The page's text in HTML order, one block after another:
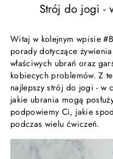
Strój do jogi -
Witaj w kolejnym wpisie
porady dotyczące
właściwych ubrań oraz
kobiecych problemów. Z
najlepszy strój do jogi - w
jakie ubrania mogą
podpowiemy Ci, jakie
podczas wielu ćwiczeń.